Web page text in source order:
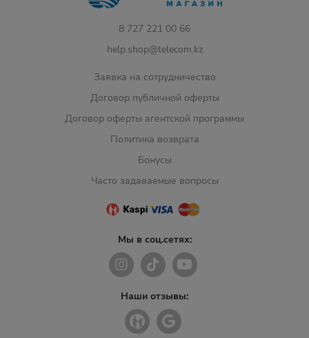
8 727 221 00 66
help.shop@telecom.kz
Заявка на сотрудничество
Договор публичной оферты
Договор оферты агентской программы
Политика возврата
Бонусы
Часто задаваемые вопросы
Мы в соц.сетях:
Наши отзывы: